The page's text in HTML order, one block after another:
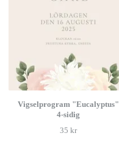
Vigselprogram "Eucalyptus"
4-sidig
35 kr